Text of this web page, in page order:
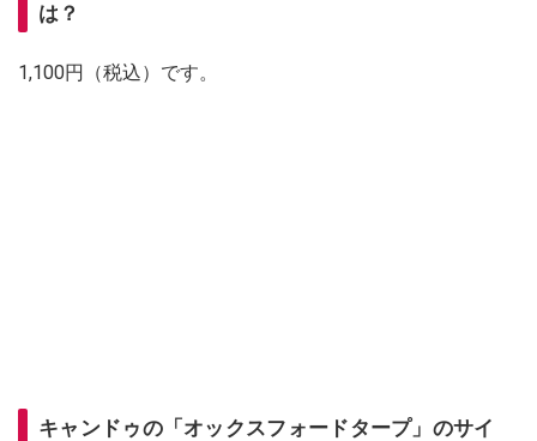
は？
1,100円（税込）です。
キャンドゥの「オックスフォードタープ」のサイ